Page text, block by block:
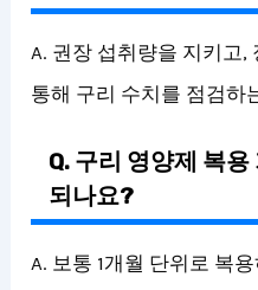
A. 권장 섭취량을 지키고,
통해 구리 수치를 점검하
Q. 구리 영양제 복
되나요?
A. 보통 1개월 단위로 복